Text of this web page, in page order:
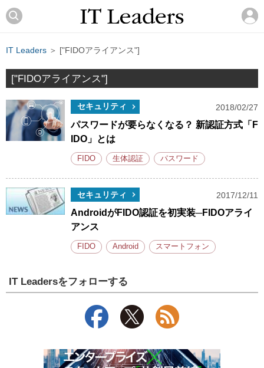
IT Leaders ＞ ["FIDOアライアンス"]
["FIDOアライアンス"]
セキュリティ 2018/02/27
パスワードが要らなくなる？ 新認証方式「F
IDO」とは
FIDO 生体認証 パスワード
セキュリティ 2017/12/11
AndroidがFIDO認証を初実装─FIDOアライ
アンス
FIDO Android スマートフォン
IT Leadersをフォローする